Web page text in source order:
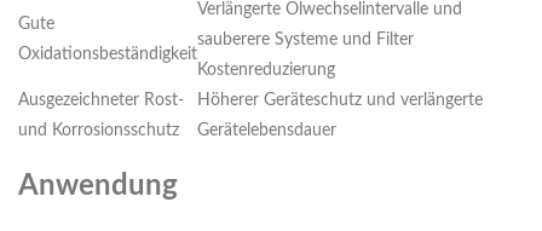
Gute
Oxidationsbeständigkeit
Verlängerte Ölwechselintervalle und
sauberere Systeme und Filter
Kostenreduzierung
Ausgezeichneter Rost-
und Korrosionsschutz
Höherer Geräteschutz und verlängerte
Gerätelebensdauer
Anwendung